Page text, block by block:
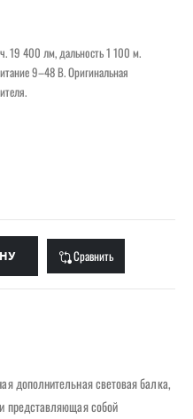
19 400 лм, дальность 1 100 м.
9–48 В. Оригинальная
Сравнить
дополнительная световая балка,
представляющая собой